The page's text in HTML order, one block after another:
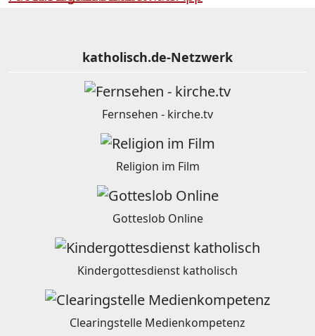
katholisch.de-Netzwerk
Fernsehen - kirche.tv
Religion im Film
Gotteslob Online
Kindergottesdienst katholisch
Clearingstelle Medienkompetenz